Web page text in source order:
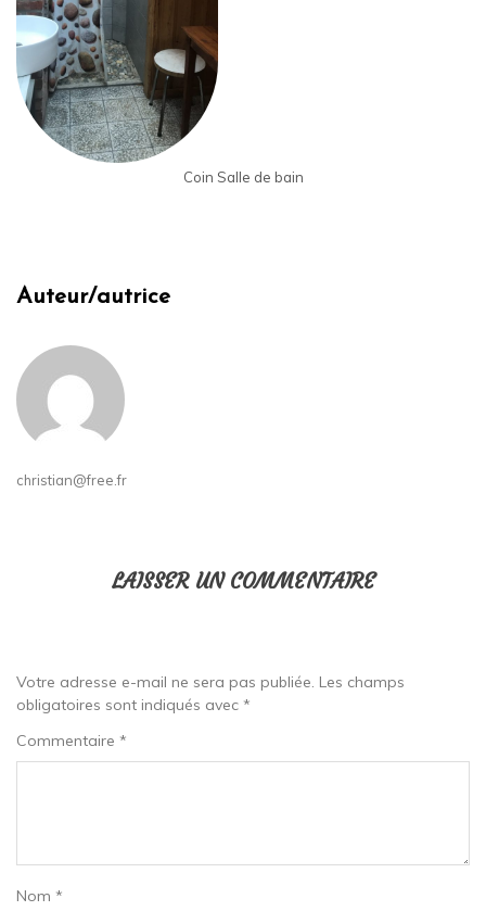
Coin Salle de bain
Auteur/autrice
christian@free.fr
LAISSER UN COMMENTAIRE
Votre adresse e-mail ne sera pas publiée. Les champs
obligatoires sont indiqués avec *
Commentaire *
Nom *